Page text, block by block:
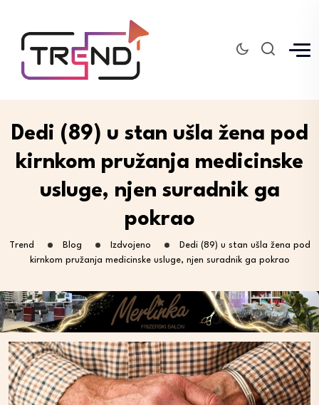
Dedi (89) u stan ušla žena pod
kirnkom pružanja medicinske
usluge, njen suradnik ga
pokrao
Trend Blog Izdvojeno
Dedi (89) u stan ušla žena pod
kirnkom pružanja medicinske usluge, njen suradnik ga pokrao